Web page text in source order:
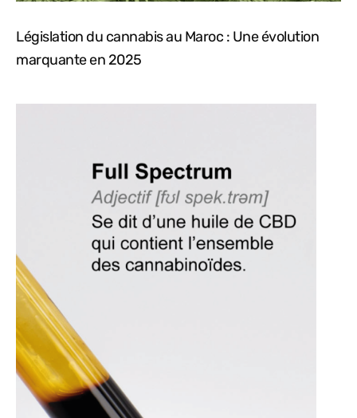
Législation du cannabis au Maroc : Une évolution
marquante en 2025